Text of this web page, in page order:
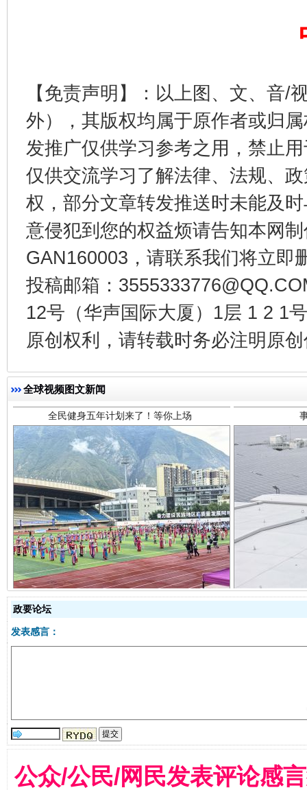
【免责声明】：以上图、文、音/
外），其版权均属于原作者或归
发推广仅供学习参考之用，禁止
仅供交流学习了解法律、法规、
权，部分文章转发推送时未能及
意侵犯到您的权益烦请告知本网
GAN160003，请联系我们将立即
投稿邮箱：
12号（华声国际大厦）1层 1 2 1
原创权利，请转载时务必注明原
全球视频图文新闻
受贿1.44亿！段成刚被判无期 从幼
全民健身五年计划来了！等你上场
阿坝州三大球赛在茂县开幕 规模
政要论坛
发表感言：
公众/公民/网民发表评论感